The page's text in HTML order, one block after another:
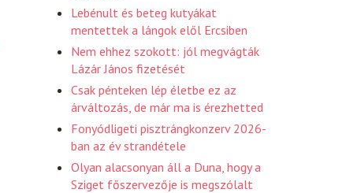
Lebénult és beteg kutyákat
mentettek a lángok elől Ercsiben
Nem ehhez szokott: jól megvágták
Lázár János fizetését
Csak pénteken lép életbe ez az
árváltozás, de már ma is érezhetted
Fonyódligeti pisztrángkonzerv 2026-
ban az év strandétele
Olyan alacsonyan áll a Duna, hogy a
Sziget főszervezője is megszólalt